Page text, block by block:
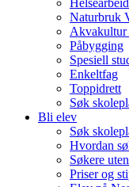
Naturbruk
Påbygging
Spesiell
Enkeltfag
Toppidrett
Søk
Bli elev
Søk
Hvordan
Søkere
Priser og